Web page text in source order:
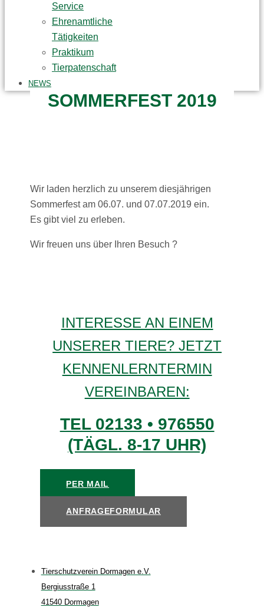
Service
Ehrenamtliche
Tätigkeiten
Praktikum
Tierpatenschaft
NEWS
SOMMERFEST 2019
Wir laden herzlich zu unserem diesjährigen
Sommerfest am 06.07. und 07.07.2019 ein.
Es gibt viel zu erleben.
Wir freuen uns über Ihren Besuch ?
INTERESSE AN EINEM
UNSERER TIERE? JETZT
KENNENLERNTERMIN
VEREINBAREN:
TEL 02133 • 976550
(TÄGL. 8-17 UHR)
PER MAIL
ANFRAGEFORMULAR
Tierschutzverein Dormagen e.V.
Bergiusstraße 1
41540 Dormagen